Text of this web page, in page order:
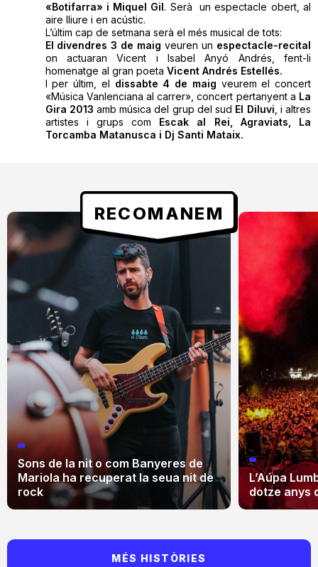
«Botifarra» i Miquel Gil. Serà un espectacle obert, al
aire lliure i en acústic.
L’últim cap de setmana serà el més musical de tots:
El divendres 3 de maig veuren un espectacle-recital
on actuaran Vicent i Isabel Anyó Andrés, fent-li
homenatge al gran poeta Vicent Andrés Estellés.
I per últim, el dissabte 4 de maig veurem el concert
«Música Vanlenciana al carrer», concert pertanyent a La
Gira 2013 amb música del grup del sud El Diluvi , i altres
artistes i grups com Escak al Rei, Agraviats, La
Torcamba Matanusca i Dj Santi Mataix.
RECOMANEM
Sons de la nit o com Banyeres de
Mariola ha recuperat la seua nit de
rock
L’Aúpa
dotze anys
MÉS HISTÒRIES